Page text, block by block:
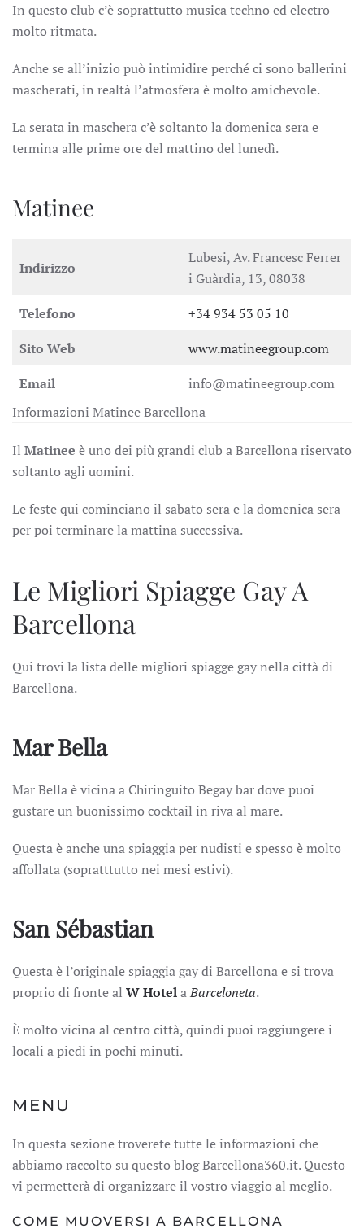
In questo club c’è soprattutto musica techno ed electro
molto ritmata.
Anche se all’inizio può intimidire perché ci sono ballerini
mascherati, in realtà l’atmosfera è molto amichevole.
La serata in maschera c’è soltanto la domenica sera e
termina alle prime ore del mattino del lunedì.
Matinee
Indirizzo
Lubesi, Av. Francesc Ferrer
i Guàrdia, 13, 08038
Telefono
+34 934 53 05 10
Sito Web
www.matineegroup.com
Email
info@matineegroup.com
Informazioni Matinee Barcellona
Il Matinee è uno dei più grandi club a Barcellona riservato
soltanto agli uomini.
Le feste qui cominciano il sabato sera e la domenica sera
per poi terminare la mattina successiva.
Le Migliori Spiagge Gay A
Barcellona
Qui trovi la lista delle migliori spiagge gay nella città di
Barcellona.
Mar Bella
Mar Bella è vicina a Chiringuito Begay bar dove puoi
gustare un buonissimo cocktail in riva al mare.
Questa è anche una spiaggia per nudisti e spesso è molto
affollata (sopratttutto nei mesi estivi).
San Sébastian
Questa è l’originale spiaggia gay di Barcellona e si trova
proprio di fronte al W HotelaBarceloneta.
È molto vicina al centro città, quindi puoi raggiungere i
locali a piedi in pochi minuti.
MENU
In questa sezione troverete tutte le informazioni che
abbiamo raccolto su questo blog Barcellona360.it. Questo
vi permetterà di organizzare il vostro viaggio al meglio.
COME MUOVERSI A BARCELLONA